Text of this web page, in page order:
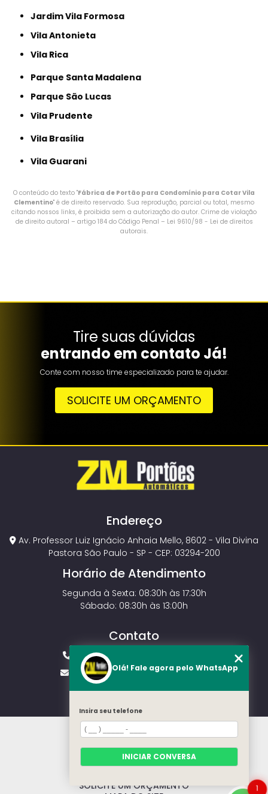
Jardim Vila Formosa
Vila Antonieta
Vila Rica
Parque Santa Madalena
Parque São Lucas
Vila Prudente
Vila Brasília
Vila Guarani
O conteúdo do texto "Fábrica de Portão para Condomínio para Cotar Vila
Clementino" é de direito reservado. Sua reprodução, parcial ou total, mesmo
citando nossos links, é proibida sem a autorização do autor. Crime de violação
de direito autoral – artigo 184 do Código Penal – Lei 9610/98 - Lei de direitos
autorais.
Tire suas dúvidas
entrando em contato Já!
Conte com nosso time especializado para te ajudar.
SOLICITE UM ORÇAMENTO
Endereço
Av. Professor Luiz Ignácio Anhaia Mello, 8602 - Vila Divina
Pastora São Paulo - SP - CEP: 03294-200
Horário de Atendimento
Segunda à Sexta: 08:30h às 17:30h
Sábado: 08:30h às 13:00h
Contato
(11) 2143-4826
vendas.zmportoes@gmail.com
HOME
MODELOS
CONTATO
SOLICITE UM ORÇAMENTO
1
Olá! Fale agora pelo WhatsApp
Insira seu telefone
INICIAR CONVERSA